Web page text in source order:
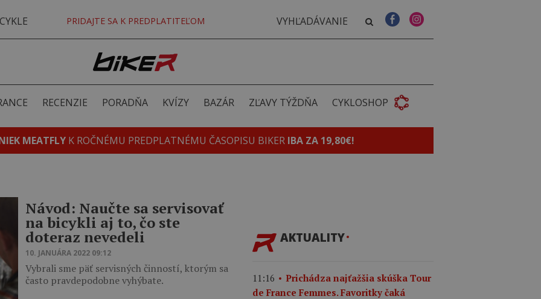
PRIDAJTE SA K PREDPLATITEĽOM
RECENZIE PORADŇA KVÍZY BAZÁR ZĽAVY TÝŽDŇA CYKLOSHOP
MEATFLY K ROČNÉMU PREDPLATNÉMU ČASOPISU BIKER IBA ZA 19,80€!
Návod: Naučte sa servisovať
na bicykli aj to, čo ste
doteraz nevedeli
10. JANUÁRA 2022 09:12
Vybrali sme päť servisných činností, ktorým sa
často pravdepodobne vyhýbate.
AKTUALITY
11:16
Prichádza najťažšia skúška Tour
de France Femmes. Favoritky čaká